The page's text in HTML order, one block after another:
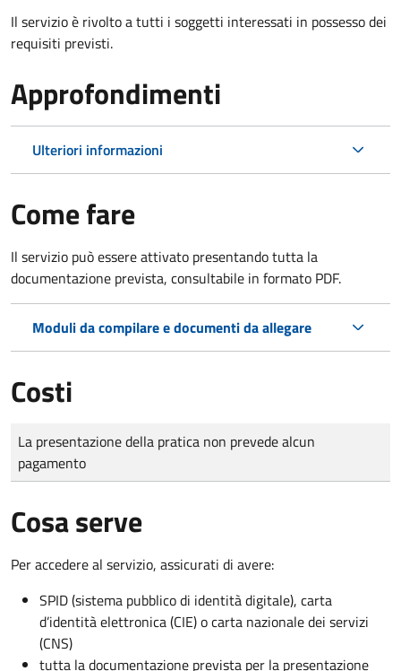
Il servizio è rivolto a tutti i soggetti interessati in possesso dei
requisiti previsti.
Approfondimenti
Ulteriori informazioni
Come fare
Il servizio può essere attivato presentando tutta la
documentazione prevista, consultabile in formato PDF.
Moduli da compilare e documenti da allegare
Costi
Tipo di pagamento
Importo
La presentazione della pratica non prevede alcun
pagamento
Cosa serve
Per accedere al servizio, assicurati di avere:
SPID (sistema pubblico di identità digitale), carta
d’identità elettronica (CIE) o carta nazionale dei servizi
(CNS)
tutta la documentazione prevista per la presentazione